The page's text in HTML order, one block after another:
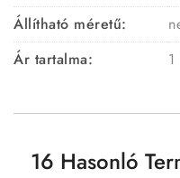
Állítható méretű:
Ár tartalma:
16 Hasonló